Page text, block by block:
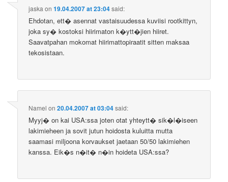
jaska on19.04.2007 at 23:04said:
Ehdotan, ett� asennat vastaisuudessa kuviisi rootkittyn,
joka sy� kostoksi hiirimaton k�ytt�jien hiiret.
Saavatpahan mokomat hiirimattopiraatit sitten maksaa
tekosistaan.
Namel on20.04.2007 at 03:04said:
Myyj� on kai USA:ssa joten otat yhteytt� sik�l�iseen
lakimieheen ja sovit jutun hoidosta kuluitta mutta
saamasi miljoona korvaukset jaetaan 50/50 lakimiehen
kanssa. Eik�s n�it� n�in hoideta USA:ssa?